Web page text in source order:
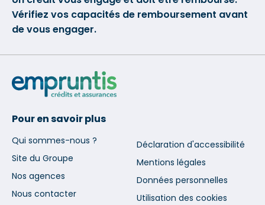
Vérifiez vos capacités de remboursement avant
de vous engager.
Pour en savoir plus
Qui sommes-nous ?
Site du Groupe
Nos agences
Nous contacter
Déclaration d'accessibilité
Mentions légales
Données personnelles
Utilisation des cookies